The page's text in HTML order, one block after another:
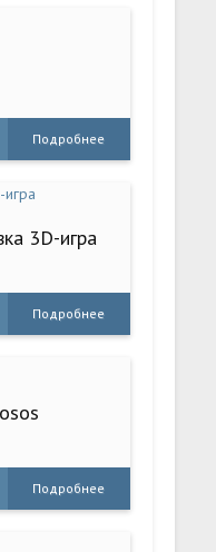
Подробнее
3D-игра
Подробнее
Подробнее